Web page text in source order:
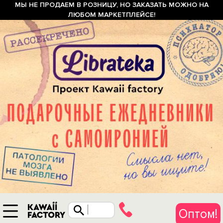
МЫ НЕ ПРОДАЕМ В РОЗНИЦУ, НО ЗАКАЗАТЬ МОЖНО НА
ЛЮБОМ МАРКЕТПЛЕЙСЕ!
Оптом!